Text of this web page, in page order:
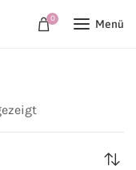
0 Menü